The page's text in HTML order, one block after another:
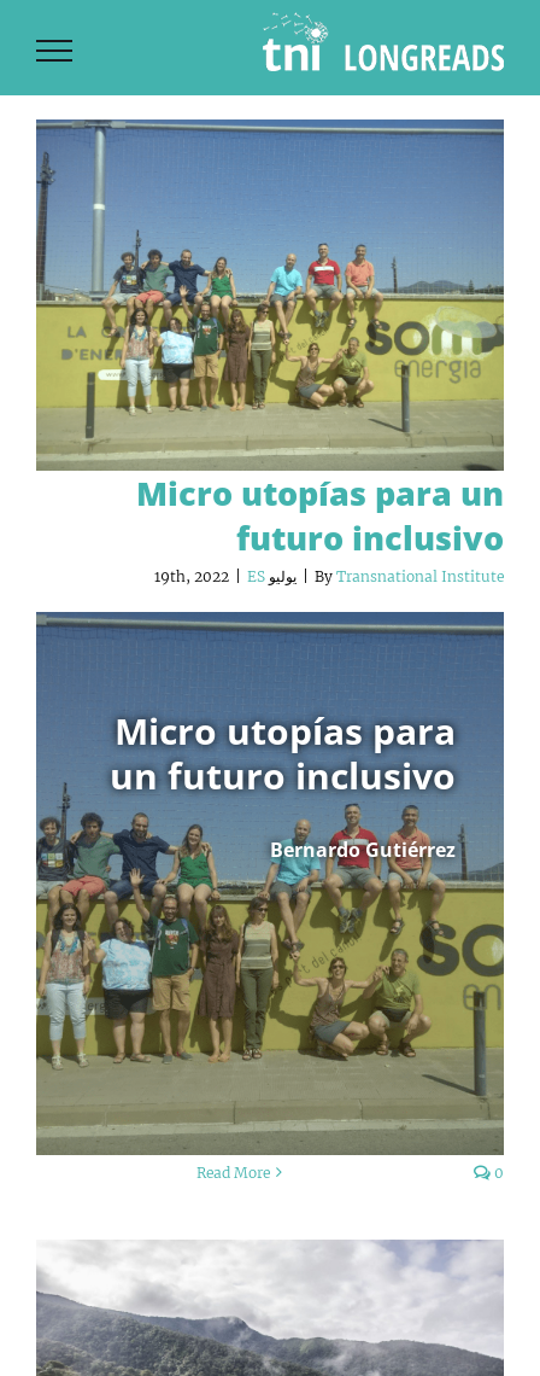
content
Micro utopías para un
futuro inclusivo
By Transnational Institute يوليو 19th, 2022 ES
Micro utopías para
un futuro inclusivo
Bernardo Gutiérrez
Read More 0